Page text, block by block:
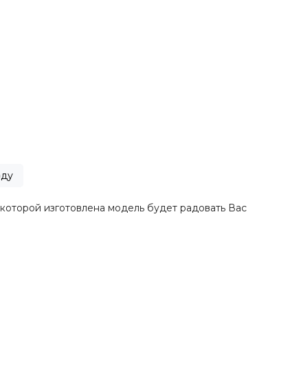
изготовлена модель будет радовать Вас